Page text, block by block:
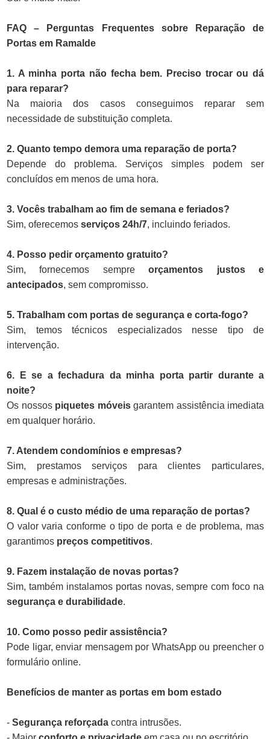
FAQ – Perguntas Frequentes sobre Reparação de
Portas em Ramalde
1. A minha porta não fecha bem. Preciso trocar ou dá
para reparar?
Na maioria dos casos conseguimos reparar sem
necessidade de substituição completa.
2. Quanto tempo demora uma reparação de porta?
Depende do problema. Serviços simples podem ser
concluídos em menos de uma hora.
3. Vocês trabalham ao fim de semana e feriados?
Sim, oferecemos serviços 24h/7, incluindo feriados.
4. Posso pedir orçamento gratuito?
Sim, fornecemos sempreorçamentos justos e
antecipados, sem compromisso.
5. Trabalham com portas de segurança e corta-fogo?
Sim, temos técnicos especializados nesse tipo de
intervenção.
6. E se a fechadura da minha porta partir durante a
noite?
Os nossos piquetes móveisgarantem assistência imediata
em qualquer horário.
7. Atendem condomínios e empresas?
Sim, prestamos serviços para clientes particulares,
empresas e administrações.
8. Qual é o custo médio de uma reparação de portas?
O valor varia conforme o tipo de porta e de problema, mas
garantimos preços competitivos.
9. Fazem instalação de novas portas?
Sim, também instalamos portas novas, sempre com foco na
segurança e durabilidade.
10. Como posso pedir assistência?
Pode ligar, enviar mensagem por WhatsApp ou preencher o
formulário online.
Benefícios de manter as portas em bom estado
- Segurança reforçada contra intrusões.